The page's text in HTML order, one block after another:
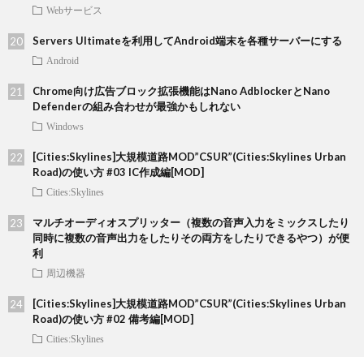
Webサービス
Servers Ultimateを利用してAndroid端末を各種サーバーにする
Android
Chrome向け広告ブロック拡張機能はNano AdblockerとNano
Defenderの組み合わせが最強かもしれない
Windows
[Cities:Skylines]大規模道路MOD”CSUR”(Cities:Skylines Urban
Road)の使い方 #03 IC作成編[MOD]
Cities:Skylines
マルチオーディオスプリッター（複数の音声入力をミックスしたり
同時に複数の音声出力をしたりその両方をしたりできるやつ）が便
利
周辺機器
[Cities:Skylines]大規模道路MOD”CSUR”(Cities:Skylines Urban
Road)の使い方 #02 備考編[MOD]
Cities:Skylines